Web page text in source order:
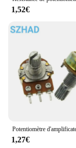
1,52€
1,27€